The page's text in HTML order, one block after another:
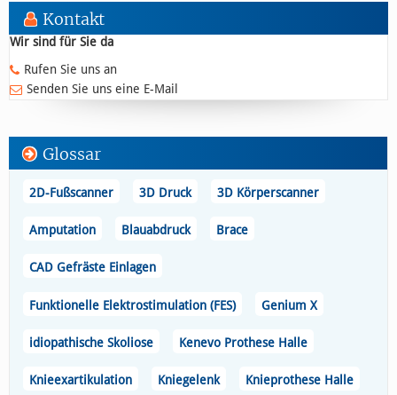
Kontakt
Wir sind für Sie da
Rufen Sie uns an
Senden Sie uns eine E-Mail
Glossar
2D-Fußscanner 3D Druck 3D Körperscanner
Amputation Blauabdruck Brace
CAD Gefräste Einlagen
Funktionelle Elektrostimulation (FES) Genium X
idiopathische Skoliose Kenevo Prothese Halle
Knieexartikulation Kniegelenk Knieprothese Halle